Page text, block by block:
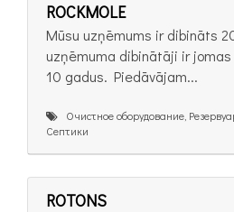
ROCKMOLE
Mūsu uzņēmums ir dibināts
uzņēmuma dibinātāji ir
10 gadus. Piedāvājam...
Очистное оборудование,
Септики
ROTONS